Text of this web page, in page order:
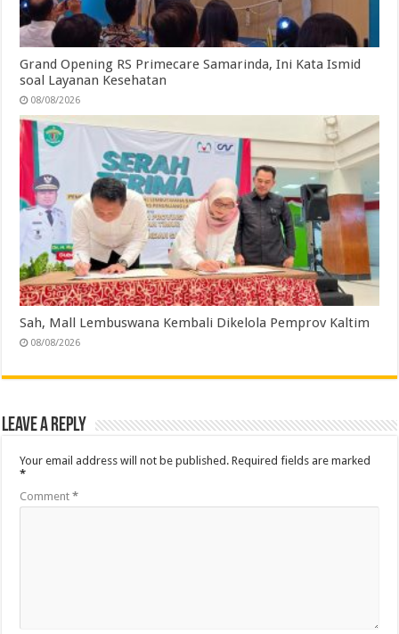
Grand Opening RS Primecare Samarinda, Ini Kata Ismid
soal Layanan Kesehatan
08/08/2026
Sah, Mall Lembuswana Kembali Dikelola Pemprov Kaltim
08/08/2026
Leave a Reply
Your email address will not be published. Required fields are marked
*
Comment*